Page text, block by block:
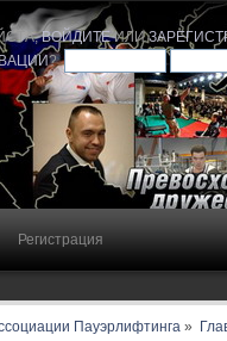
ВОЙДИТЕИЛИ
?
Регистрация
Пауэрлифтинга »